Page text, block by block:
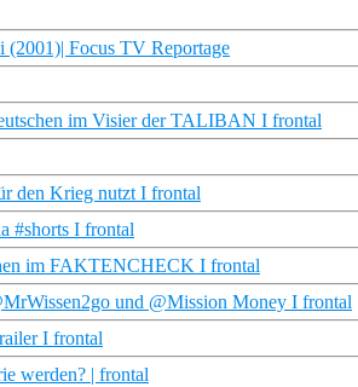
(2001)| Focus TV Reportage
im Visier der TALIBAN I frontal
den Krieg nutzt I frontal
#shorts I frontal
im FAKTENCHECK I frontal
und @Mission Money I frontal
I frontal
werden? | frontal